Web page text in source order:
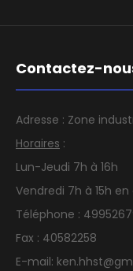
Contactez-
Adresse : Zone
Horaires :
Lun-Jeudi 7h à 16h
Vendredi 7h à 15h
Téléphone :
Fax : 40582258
E-mail: